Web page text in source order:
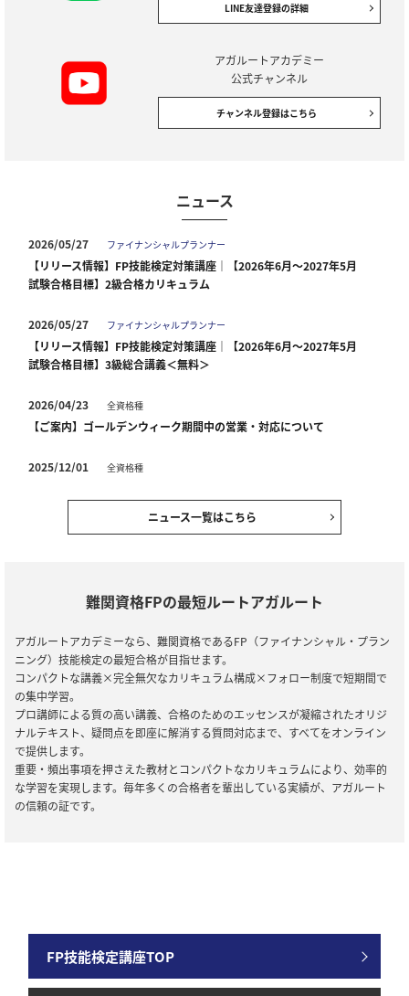
LINE友達登録の詳細
アガルートアカデミー
公式チャンネル
チャンネル登録はこちら
ニュース
2026/05/27 ファイナンシャルプランナー
【リリース情報】FP技能検定対策講座｜【2026年6月～2027年5月
試験合格目標】2級合格カリキュラム
2026/05/27 ファイナンシャルプランナー
【リリース情報】FP技能検定対策講座｜【2026年6月～2027年5月
試験合格目標】3級総合講義＜無料＞
2026/04/23 全資格種
【ご案内】ゴールデンウィーク期間中の営業・対応について
2025/12/01 全資格種
ファイナンシャルプランナー
【リリース情報】FP技能検定｜【2025年6月～2026年5月試験合格
2025/06/25 ファイナンシャルプランナー
【リリース情報】FP技能検定｜【2025年6月～2026年5月試験合格
目標】単科講座リリース
2024/12/28
【ご案内】年末年始の営業について
2024/12/06
｜単科講座リリース
ニュース一覧はこちら
難関資格FPの最短ルートアガルート
アガルートアカデミーなら、難関資格であるFP（ファイナンシャル・プラン
ニング）技能検定の最短合格が目指せます。
コンパクトな講義×完全無欠なカリキュラム構成×フォロー制度で短期間で
の集中学習。
プロ講師による質の高い講義、合格のためのエッセンスが凝縮されたオリジ
ナルテキスト、疑問点を即座に解消する質問対応まで、すべてをオンライン
で提供します。
重要・頻出事項を押さえた教材とコンパクトなカリキュラムにより、効率的
な学習を実現します。毎年多くの合格者を輩出している実績が、アガルート
の信頼の証です。
FP技能検定講座TOP